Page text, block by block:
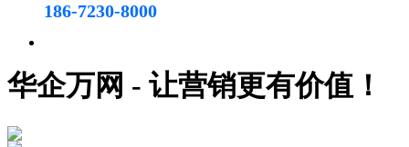
186-7230-8000
华企万网 - 让营销更有价值！